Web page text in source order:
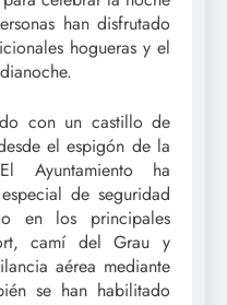
han disfrutado
hogueras y el
con un castillo de
el espigón de la
ha
de seguridad
en los principales
camí del Grau y
aérea mediante
se han habilitado